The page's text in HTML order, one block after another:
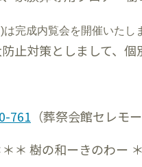
完成内覧会を開催いたし
止対策としまして、
761 （葬祭会館セレモ
＊ 樹の和ーきのわー